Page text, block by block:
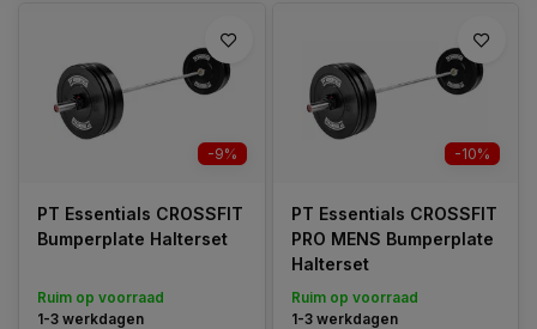
-9%
PT Essentials CROSSFIT
Bumperplate Halterset
Ruim op voorraad
1-3 werkdagen
-10%
PT Essentials CROSSFIT
PRO MENS Bumperplate
Halterset
Ruim op voorraad
1-3 werkdagen